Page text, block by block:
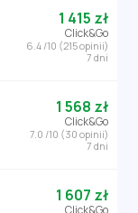
1 415 zł
Click&Go
6.4 /10 (215 opinii)
7 dni
1 568 zł
Click&Go
7.0 /10 (30 opinii)
7 dni
1 607 zł
Click&Go